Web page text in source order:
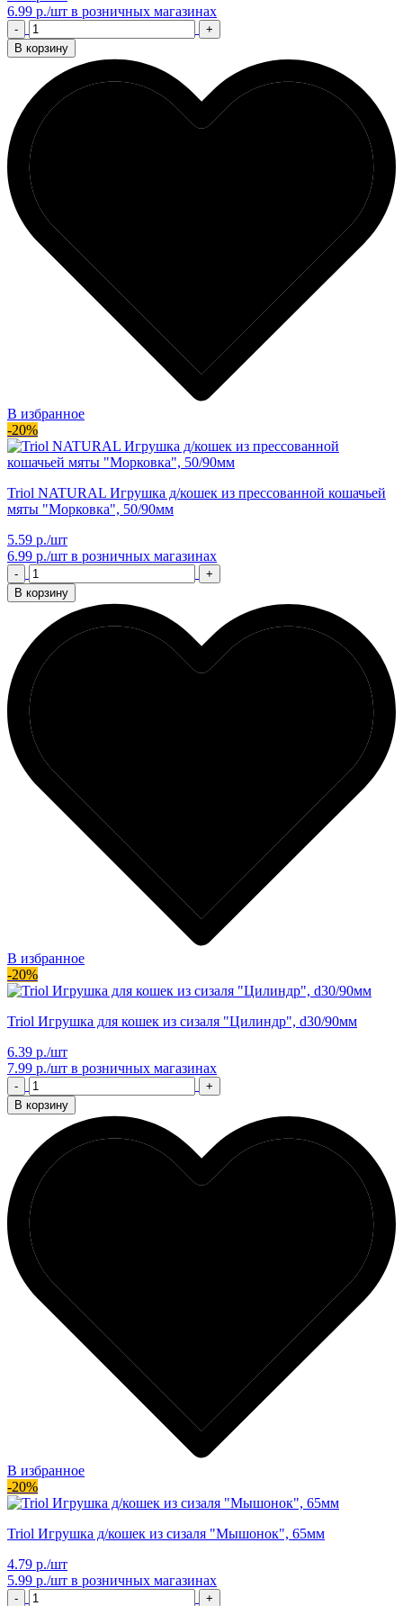
6.99 р./шт в розничных магазинах
-
+
В корзину
В избранное
-20%
Triol NATURAL Игрушка д/кошек из прессованной кошачьей
мяты "Морковка", 50/90мм
5.59 р./шт
6.99 р./шт в розничных магазинах
-
+
В корзину
В избранное
-20%
Triol Игрушка для кошек из сизаля "Цилиндр", d30/90мм
6.39 р./шт
7.99 р./шт в розничных магазинах
-
+
В корзину
В избранное
-20%
Triol Игрушка д/кошек из сизаля "Мышонок", 65мм
4.79 р./шт
5.99 р./шт в розничных магазинах
-
+